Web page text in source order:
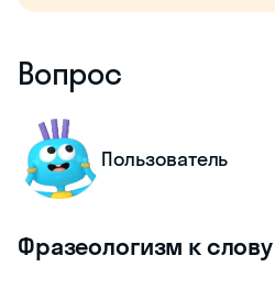
Вопрос
Пользователь
Фразеологизм к